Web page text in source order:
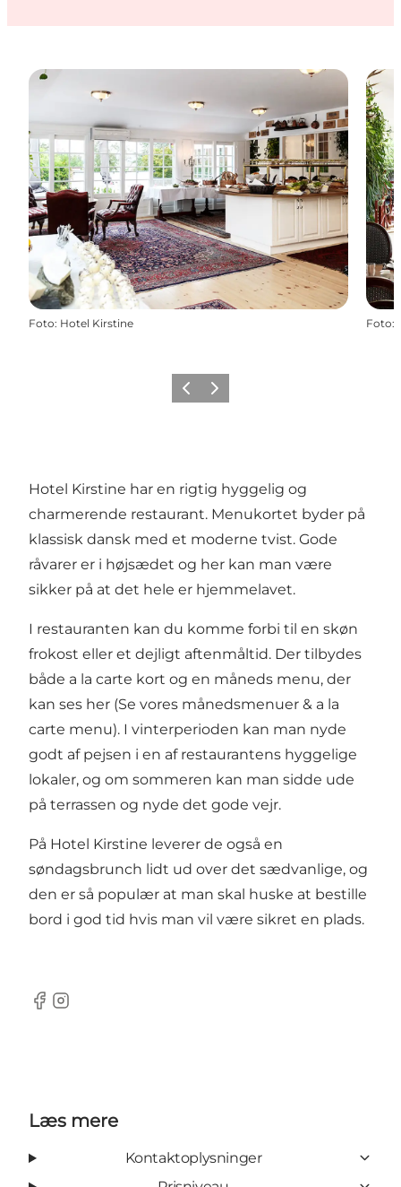
Foto: Hotel Kirstine Foto:
ForrigeNæste
Hotel Kirstine har en rigtig hyggelig og
charmerende restaurant. Menukortet byder på
klassisk dansk med et moderne tvist. Gode
råvarer er i højsædet og her kan man være
sikker på at det hele er hjemmelavet.
I restauranten kan du komme forbi til en skøn
frokost eller et dejligt aftenmåltid. Der tilbydes
både a la carte kort og en måneds menu, der
kan ses her (Se vores månedsmenuer & a la
carte menu). I vinterperioden kan man nyde
godt af pejsen i en af restaurantens hyggelige
lokaler, og om sommeren kan man sidde ude
på terrassen og nyde det gode vejr.
På Hotel Kirstine leverer de også en
søndagsbrunch lidt ud over det sædvanlige, og
den er så populær at man skal huske at bestille
bord i god tid hvis man vil være sikret en plads.
Facebook
Instagram
Læs mere
Kontaktoplysninger